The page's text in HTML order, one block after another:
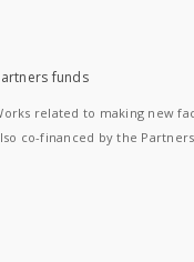
funds
related to making new
co-financed by the